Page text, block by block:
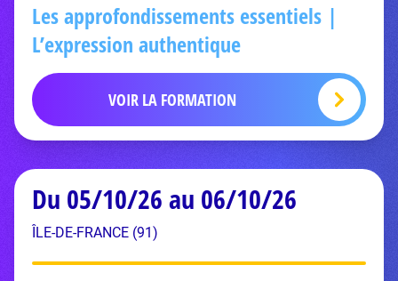
Les approfondissements essentiels |
L’expression authentique
VOIR LA FORMATION
Du 05/10/26 au 06/10/26
ÎLE-DE-FRANCE (91)